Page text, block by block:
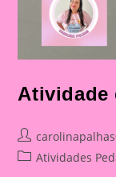
Atividade
Post
author:
PostAtividades